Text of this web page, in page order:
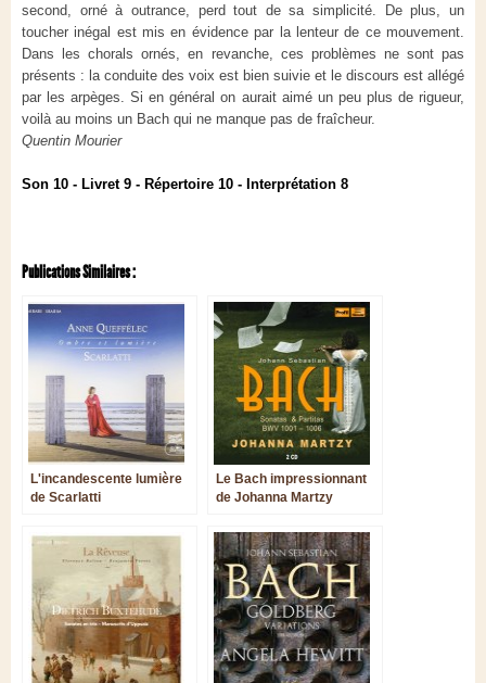
second, orné à outrance, perd tout de sa simplicité. De plus, un
toucher inégal est mis en évidence par la lenteur de ce mouvement.
Dans les chorals ornés, en revanche, ces problèmes ne sont pas
présents : la conduite des voix est bien suivie et le discours est allégé
par les arpèges. Si en général on aurait aimé un peu plus de rigueur,
voilà au moins un Bach qui ne manque pas de fraîcheur.
Quentin Mourier
Son 10 - Livret 9 - Répertoire 10 - Interprétation 8
Publications Similaires :
L'incandescente lumière
de Scarlatti
Le Bach impressionnant
de Johanna Martzy